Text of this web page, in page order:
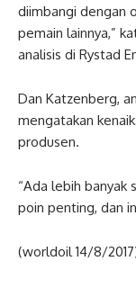
diimbangi dengan
pemain lainnya,”
analisis di Rystad
Dan Katzenberg,
mengatakan
produsen.
“Ada lebih banyak
poin penting, dan
(worldoil 14/8/